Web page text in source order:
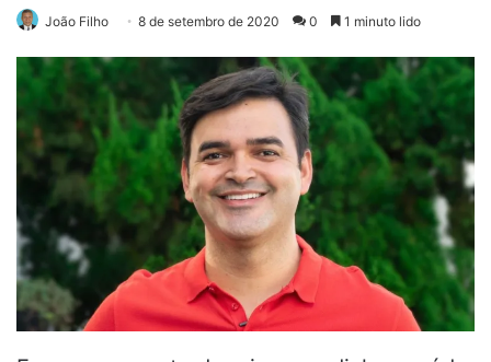
João Filho 8 de setembro de 2020 0 1 minuto lido